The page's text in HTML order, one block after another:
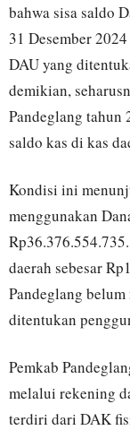
bahwa sisa saldo
31 Desember
DAU yang
demikian,
Pandeglang tahun
saldo kas di kas
Kondisi ini
menggunakan
daerah sebesar
Pandeglang
ditentukan
Pemkab
melalui rekening
terdiri dari DAK